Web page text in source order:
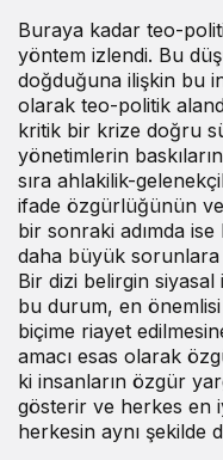
Buraya kadar teo-
yöntem izlendi. Bu
doğduğuna ilişkin bu
olarak teo-politik
kritik bir krize doğru
yönetimlerin
sıra ahlakilik-
ifade özgürlüğünün ve
bir sonraki adımda
daha büyük sorunlara
Bir dizi belirgin
bu durum, en
biçime riayet
amacı esas olarak
ki insanların özgür
gösterir ve herkes en
herkesin aynı şekilde